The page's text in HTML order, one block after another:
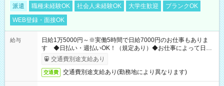
派遣 職種未経験OK 社会人未経験OK 大学生歓迎
ブランクOK
WEB登録・面接OK
給与
日給1万5000円～※実働5時間で日給7000円のお仕事もありま
す ◆日払い・週払いOK！（規定あり）◆お仕事によって日給
も異なります
交通費別途支給あり
交通費 交通費別途支給あり(勤務地により異なります)